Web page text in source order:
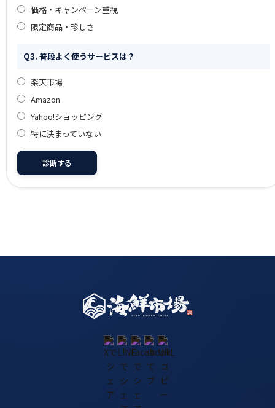
価格・キャンペーン重視
限定商品・珍しさ
Q3. 普段よく使うサービスは？
楽天市場
Amazon
Yahoo!ショッピング
特に決まっていない
診断する